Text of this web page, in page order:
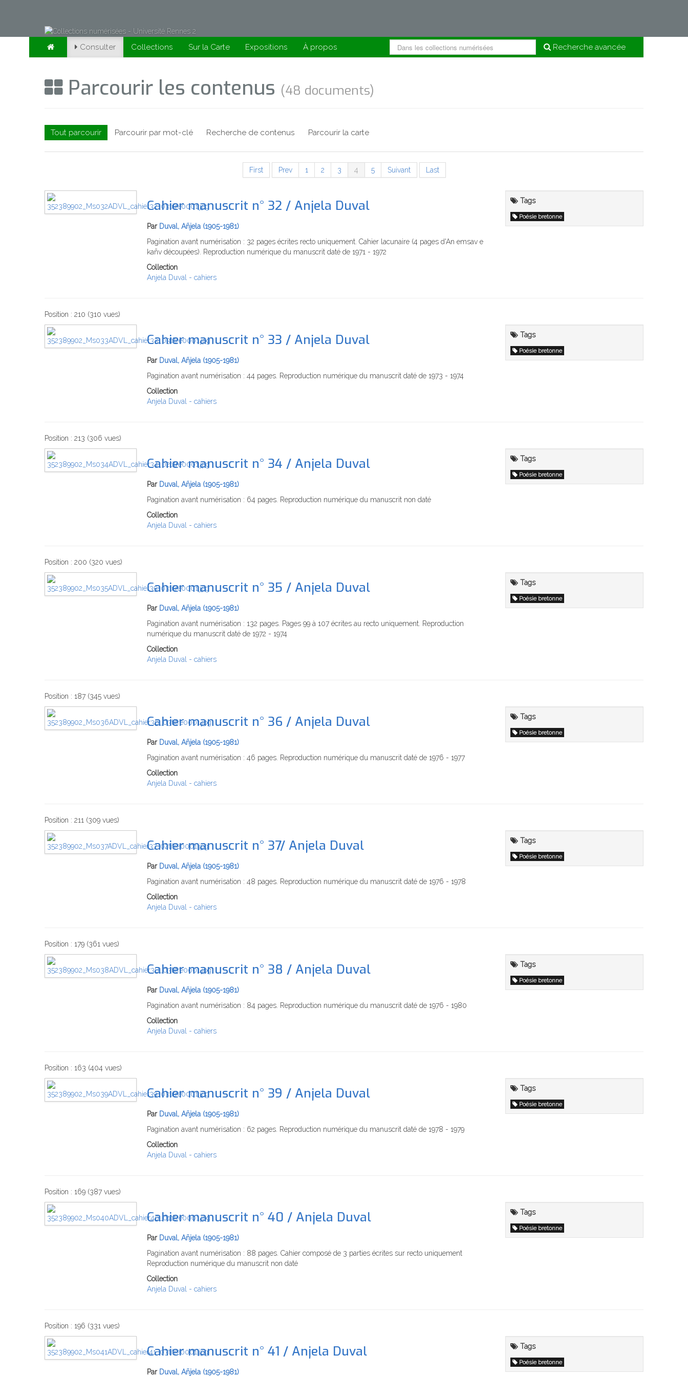
Consulter Collections Sur la Carte Expositions À propos Recherche avancée
Parcourir les contenus (48 documents)
Tout parcourir Parcourir par mot-clé Recherche de contenus Parcourir la carte
First Prev 1 2 3 4 5 Suivant Last
Cahier manuscrit n° 32 / Anjela Duval
Par Duval, Añjela (1905-1981)
Pagination avant numérisation : 32 pages écrites recto uniquement. Cahier lacunaire (4 pages d'An emsav e
kañv découpées). Reproduction numérique du manuscrit daté de 1971 - 1972
Collection
Anjela Duval - cahiers
Tags
Poésie bretonne
Position : 210 (310 vues)
Cahier manuscrit n° 33 / Anjela Duval
Par Duval, Añjela (1905-1981)
Pagination avant numérisation : 44 pages. Reproduction numérique du manuscrit daté de 1973 - 1974
Collection
Anjela Duval - cahiers
Tags
Poésie bretonne
Position : 213 (306 vues)
Cahier manuscrit n° 34 / Anjela Duval
Par Duval, Añjela (1905-1981)
Pagination avant numérisation : 64 pages. Reproduction numérique du manuscrit non daté
Collection
Anjela Duval - cahiers
Tags
Poésie bretonne
Position : 200 (320 vues)
Cahier manuscrit n° 35 / Anjela Duval
Par Duval, Añjela (1905-1981)
Pagination avant numérisation : 132 pages. Pages 99 à 107 écrites au recto uniquement. Reproduction
numérique du manuscrit daté de 1972 - 1974
Collection
Anjela Duval - cahiers
Tags
Poésie bretonne
Position : 187 (345 vues)
Cahier manuscrit n° 36 / Anjela Duval
Par Duval, Añjela (1905-1981)
Pagination avant numérisation : 46 pages. Reproduction numérique du manuscrit daté de 1976 - 1977
Collection
Anjela Duval - cahiers
Tags
Poésie bretonne
Position : 211 (309 vues)
Cahier manuscrit n° 37/ Anjela Duval
Par Duval, Añjela (1905-1981)
Pagination avant numérisation : 48 pages. Reproduction numérique du manuscrit daté de 1976 - 1978
Collection
Anjela Duval - cahiers
Tags
Poésie bretonne
Position : 179 (361 vues)
Cahier manuscrit n° 38 / Anjela Duval
Par Duval, Añjela (1905-1981)
Pagination avant numérisation : 84 pages. Reproduction numérique du manuscrit daté de 1976 - 1980
Collection
Anjela Duval - cahiers
Tags
Poésie bretonne
Position : 163 (404 vues)
Cahier manuscrit n° 39 / Anjela Duval
Par Duval, Añjela (1905-1981)
Pagination avant numérisation : 62 pages. Reproduction numérique du manuscrit daté de 1978 - 1979
Collection
Anjela Duval - cahiers
Tags
Poésie bretonne
Position : 169 (387 vues)
Cahier manuscrit n° 40 / Anjela Duval
Par Duval, Añjela (1905-1981)
Pagination avant numérisation : 88 pages. Cahier composé de 3 parties écrites sur recto uniquement
Reproduction numérique du manuscrit non daté
Collection
Anjela Duval - cahiers
Tags
Poésie bretonne
Position : 196 (331 vues)
Cahier manuscrit n° 41 / Anjela Duval
Par Duval, Añjela (1905-1981)
Tags
Poésie bretonne